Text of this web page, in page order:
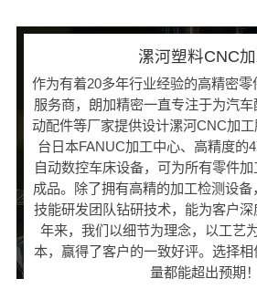
漯河塑料CNC
作为有着20多年行业经验的高精密
服务商，朗加精密一直专注于为汽
动配件等厂家提供设计漯河CNC加
台日本FANUC加工中心、高精度的
自动数控车床设备，可为所有零件
成品。除了拥有高精的加工检测设
技能研发团队钻研技术，能为客户
年来，我们以细节为理念，以工艺
本，赢得了客户的一致好评。选择
量都能超出预期！